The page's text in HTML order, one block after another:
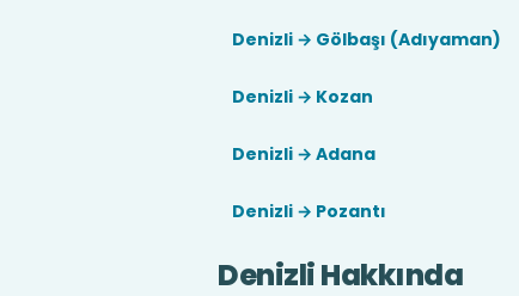
Denizli → Gölbaşı (Adıyaman)
Denizli → Kozan
Denizli → Adana
Denizli → Pozantı
Denizli Hakkında